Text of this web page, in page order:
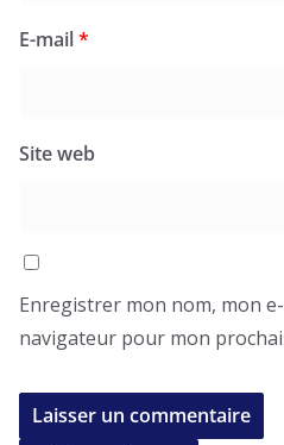
E-mail*
Site web
Enregistrer mon nom, mon
navigateur pour mon